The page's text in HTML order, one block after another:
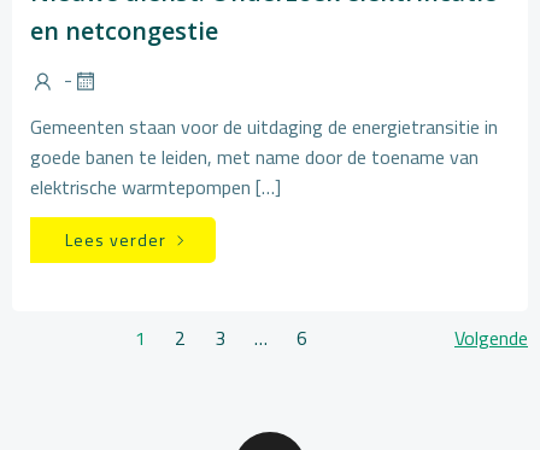
en netcongestie
-
Gemeenten staan voor de uitdaging de energietransitie in
goede banen te leiden, met name door de toename van
elektrische warmtepompen […]
Lees verder
Berichten
Pagina
1 Pagina
2 Pagina
3 … Pagina
6 Volgende